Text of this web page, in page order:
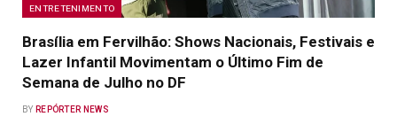
ENTRETENIMENTO
Brasília em Fervilhão: Shows Nacionais, Festivais e
Lazer Infantil Movimentam o Último Fim de
Semana de Julho no DF
BY REPÓRTER NEWS